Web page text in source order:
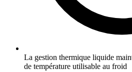
La gestion thermique liquide
de température utilisable au froid